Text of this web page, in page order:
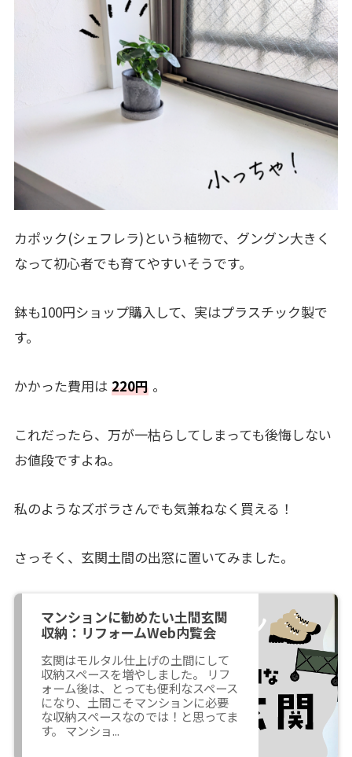
カポック(シェフレラ)という植物で、グングン大きく
なって初心者でも育てやすいそうです。
鉢も100円ショップ購入して、実はプラスチック製で
す。
かかった費用は 220円 。
これだったら、万が一枯らしてしまっても後悔しない
お値段ですよね。
私のようなズボラさんでも気兼ねなく買える！
さっそく、玄関土間の出窓に置いてみました。
マンションに勧めたい土間玄関
収納：リフォームWeb内覧会
玄関はモルタル仕上げの土間にして
収納スペースを増やしました。 リフ
ォーム後は、とっても便利なスペース
になり、土間こそマンションに必要
な収納スペースなのでは！と思ってま
す。 マンショ...